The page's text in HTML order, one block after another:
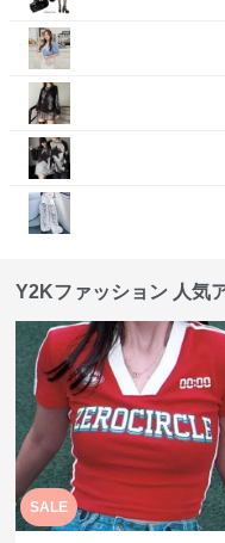
Y2Kファッション 人気
SALE